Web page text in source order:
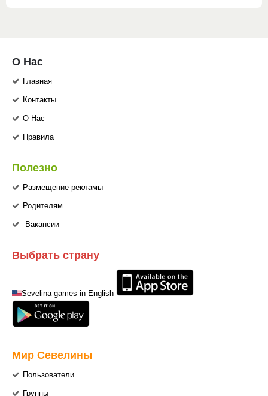
О Нас
Главная
Контакты
О Нас
Правила
Полезно
Размещение рекламы
Родителям
Вакансии
Выбрать страну
Sevelina games in English
Мир Севелины
Пользователи
Группы